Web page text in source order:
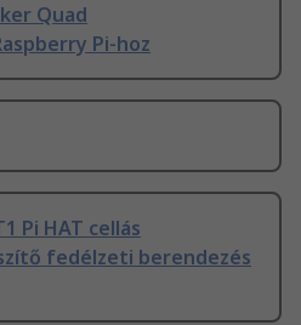
Quad
Pi-hoz
Pi HAT cellás
fedélzeti berendezés